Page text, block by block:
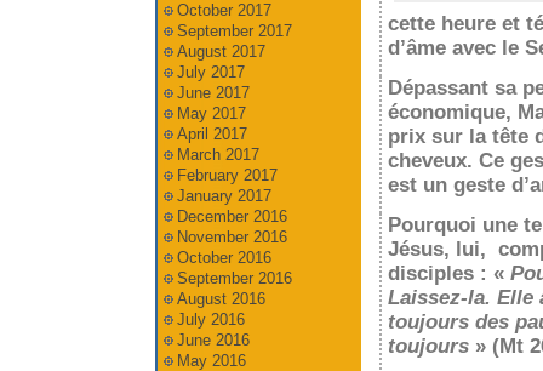
cette heure et
d’âme avec le
Dépassant sa
économique,
prix sur la tête
cheveux. Ce
est un geste
Pourquoi une
Jésus, lui,
disciples : «
Laissez-la. Elle
toujours des
toujours» (Mt
October 2017
September 2017
August 2017
July 2017
June 2017
May 2017
April 2017
March 2017
February 2017
January 2017
December 2016
November 2016
October 2016
September 2016
August 2016
July 2016
June 2016
May 2016